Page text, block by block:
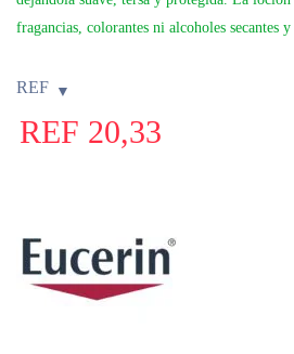
fragancias, colorantes ni alcoholes secantes y
REF
REF 20,33